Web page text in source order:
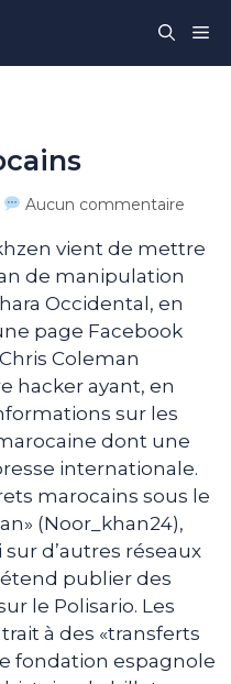
Aucun commentaire
vient de mettre
de manipulation
Occidental, en
page Facebook
Coleman
hacker ayant, en
sur les
dont une
internationale.
marocains sous le
(Noor_khan24),
d’autres réseaux
publier des
le Polisario. Les
à des «transferts
fondation espagnole